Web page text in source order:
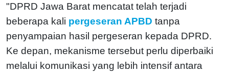
"DPRD Jawa Barat mencatat telah terjadi
beberapa kali pergeseran APBD tanpa
penyampaian hasil pergeseran kepada DPRD.
Ke depan, mekanisme tersebut perlu diperbaiki
melalui komunikasi yang lebih intensif antara